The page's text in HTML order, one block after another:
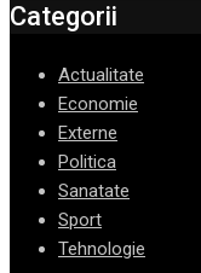
Categorii
Actualitate
Economie
Externe
Politica
Sanatate
Sport
Tehnologie